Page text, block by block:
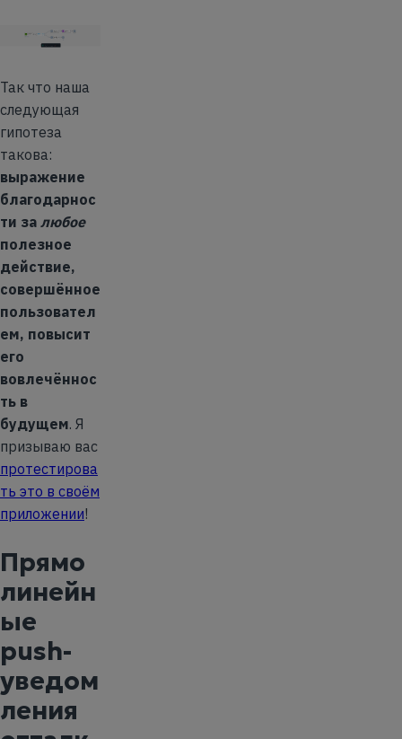
Так что наша
следующая
гипотеза
такова:
выражение
благодарнос
ти за любое
полезное
действие,
совершённое
пользовател
ем, повысит
его
вовлечённос
ть в
будущем. Я
призываю вас
протестирова
ть это в своём
приложении!
Прямо
линейн
ые
push-
уведом
ления